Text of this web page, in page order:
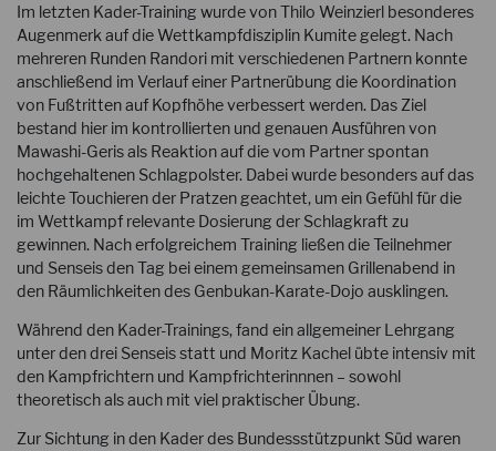
Im letzten Kader-Training wurde von Thilo Weinzierl besonderes
Augenmerk auf die Wettkampfdisziplin Kumite gelegt. Nach
mehreren Runden Randori mit verschiedenen Partnern konnte
anschließend im Verlauf einer Partnerübung die Koordination
von Fußtritten auf Kopfhöhe verbessert werden. Das Ziel
bestand hier im kontrollierten und genauen Ausführen von
Mawashi-Geris als Reaktion auf die vom Partner spontan
hochgehaltenen Schlagpolster. Dabei wurde besonders auf das
leichte Touchieren der Pratzen geachtet, um ein Gefühl für die
im Wettkampf relevante Dosierung der Schlagkraft zu
gewinnen. Nach erfolgreichem Training ließen die Teilnehmer
und Senseis den Tag bei einem gemeinsamen Grillenabend in
den Räumlichkeiten des Genbukan-Karate-Dojo ausklingen.
Während den Kader-Trainings, fand ein allgemeiner Lehrgang
unter den drei Senseis statt und Moritz Kachel übte intensiv mit
den Kampfrichtern und Kampfrichterinnnen – sowohl
theoretisch als auch mit viel praktischer Übung.
Zur Sichtung in den Kader des Bundessstützpunkt Süd waren